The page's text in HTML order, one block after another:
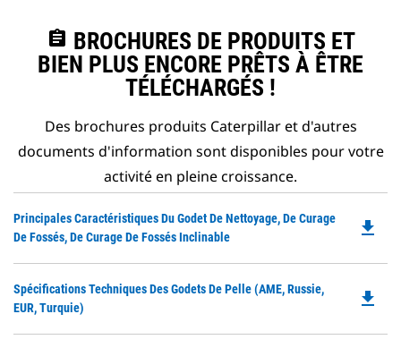
assignment BROCHURES DE PRODUITS ET
BIEN PLUS ENCORE PRÊTS À ÊTRE
TÉLÉCHARGÉS !
Des brochures produits Caterpillar et d'autres
documents d'information sont disponibles pour votre
activité en pleine croissance.
Principales Caractéristiques Du Godet De Nettoyage, De Curage
De Fossés, De Curage De Fossés Inclinable
file_download
Spécifications Techniques Des Godets De Pelle (AME, Russie,
EUR, Turquie)
file_download